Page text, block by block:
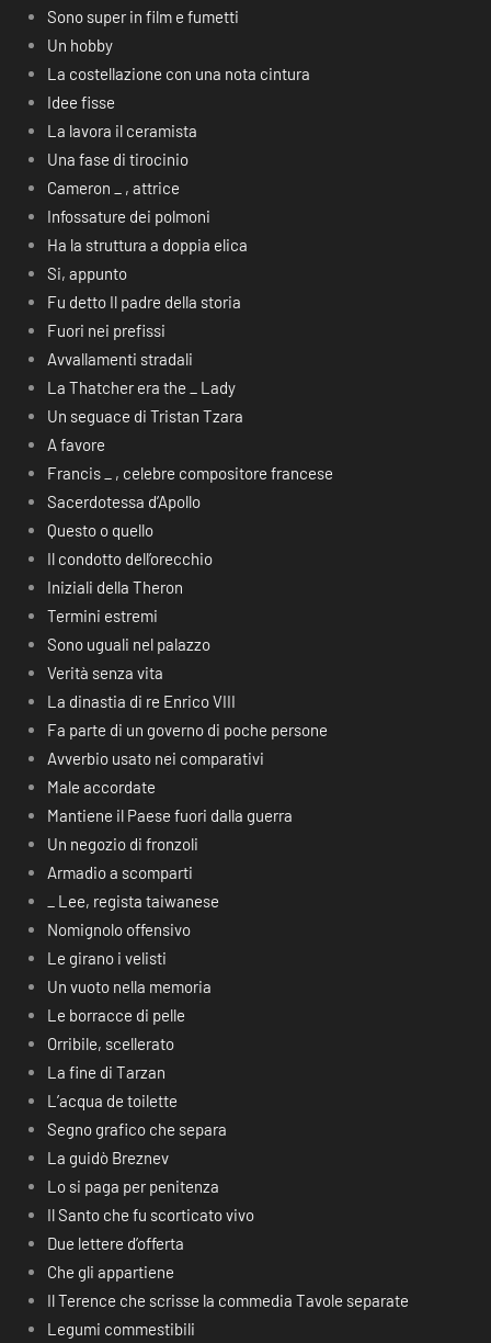
Sono super in film e fumetti
Un hobby
La costellazione con una nota cintura
Idee fisse
La lavora il ceramista
Una fase di tirocinio
Cameron _ , attrice
Infossature dei polmoni
Ha la struttura a doppia elica
Si, appunto
Fu detto Il padre della storia
Fuori nei prefissi
Avvallamenti stradali
La Thatcher era the _ Lady
Un seguace di Tristan Tzara
A favore
Francis _ , celebre compositore francese
Sacerdotessa d’Apollo
Questo o quello
Il condotto dell’orecchio
Iniziali della Theron
Termini estremi
Sono uguali nel palazzo
Verità senza vita
La dinastia di re Enrico VIII
Fa parte di un governo di poche persone
Avverbio usato nei comparativi
Male accordate
Mantiene il Paese fuori dalla guerra
Un negozio di fronzoli
Armadio a scomparti
_ Lee, regista taiwanese
Nomignolo offensivo
Le girano i velisti
Un vuoto nella memoria
Le borracce di pelle
Orribile, scellerato
La fine di Tarzan
L’acqua de toilette
Segno grafico che separa
La guidò Breznev
Lo si paga per penitenza
Il Santo che fu scorticato vivo
Due lettere d’offerta
Che gli appartiene
Il Terence che scrisse la commedia Tavole separate
Legumi commestibili